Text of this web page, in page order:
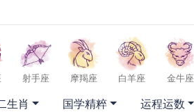
射手座 摩羯座 白羊座 金牛座
生肖 国学精粹 运程运数